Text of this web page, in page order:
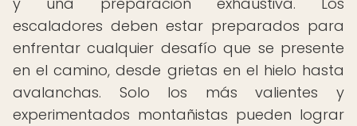
escaladores deben estar preparados para
enfrentar cualquier desafío que se presente
en el camino, desde grietas en el hielo hasta
avalanchas. Solo los más valientes y
experimentados montañistas pueden lograr